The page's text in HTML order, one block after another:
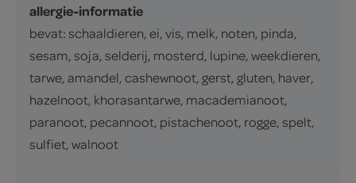
allergie-informatie
bevat: schaaldieren, ei, vis, melk, noten, pinda,
sesam, soja, selderij, mosterd, lupine, weekdieren,
tarwe, amandel, cashewnoot, gerst, gluten, haver,
hazelnoot, khorasantarwe, macademianoot,
paranoot, pecannoot, pistachenoot, rogge, spelt,
sulfiet, walnoot